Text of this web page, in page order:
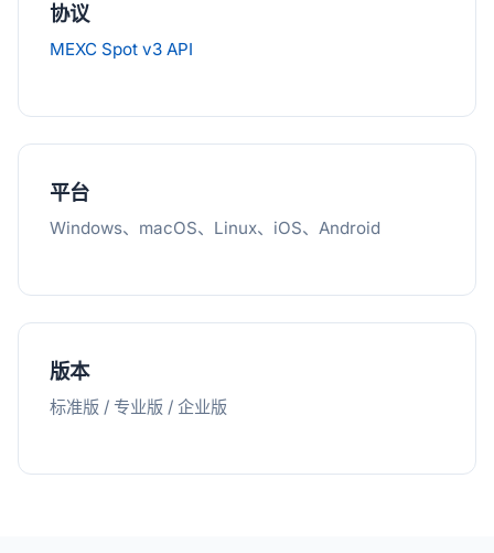
协议
MEXC Spot v3 API
平台
Windows、macOS、Linux、iOS、Android
版本
标准版 / 专业版 / 企业版